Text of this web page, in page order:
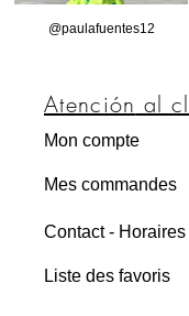
@paulafuentes12
Atención al
Mon compte
Mes commandes
Contact - Horaires
Liste des favoris